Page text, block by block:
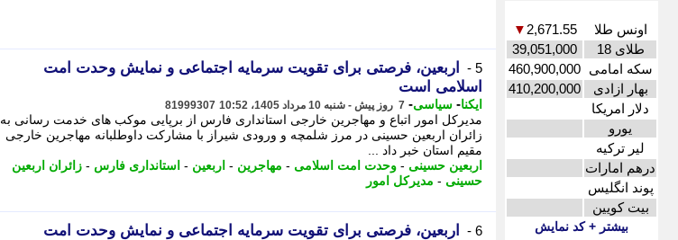
اونس طلا 2,671.55
▼
طلای 18
39,051,000
سکه امامی 460,900,000
بهار ازادی
410,200,000
دلار امریکا
یورو
لیر ترکیه
درهم امارات
پوند انگلیس
بیت کویین
بیشتر + کد نمایش
5 -
اربعین، فرصتی برای تقویت سرمایه اجتماعی و نمایش وحدت امت
اسلامی است
ایکنا- سیاسی- 7 روز پیش - شنبه 10 مرداد 1405، 10:52 81999307
مدیرکل امور اتباع و مهاجرین خارجی استانداری فارس از برپایی موکب های خدمت رسانی به
زائران اربعین حسینی در مرز شلمچه و ورودی شیراز با مشارکت داوطلبانه مهاجرین خارجی
مقیم استان خبر داد ...
اربعین حسینی - وحدت امت اسلامی - مهاجرین - اربعین - استانداری فارس - زائران اربعین
حسینی - مدیرکل امور
6 -
اربعین، فرصتی برای تقویت سرمایه اجتماعی و نمایش وحدت امت